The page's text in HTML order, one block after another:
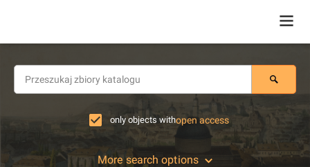
only objects withopen access
More search options